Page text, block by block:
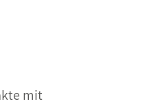
mit